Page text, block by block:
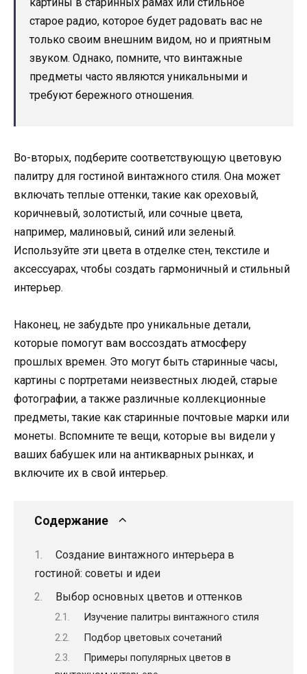
старое радио, которое будет радовать вас не
только своим внешним видом, но и приятным
звуком. Однако, помните, что винтажные
предметы часто являются уникальными и
требуют бережного отношения.
Во-вторых, подберите соответствующую цветовую
палитру для гостиной винтажного стиля. Она может
включать теплые оттенки, такие как ореховый,
коричневый, золотистый, или сочные цвета,
например, малиновый, синий или зеленый.
Используйте эти цвета в отделке стен, текстиле и
аксессуарах, чтобы создать гармоничный и стильный
интерьер.
Наконец, не забудьте про уникальные детали,
которые помогут вам воссоздать атмосферу
прошлых времен. Это могут быть старинные часы,
картины с портретами неизвестных людей, старые
фотографии, а также различные коллекционные
предметы, такие как старинные почтовые марки или
монеты. Вспомните те вещи, которые вы видели у
ваших бабушек или на антикварных рынках, и
включите их в свой интерьер.
Содержание
Создание винтажного интерьера в
гостиной: советы и идеи
Выбор основных цветов и оттенков
Изучение палитры винтажного стиля
Подбор цветовых сочетаний
Примеры популярных цветов в